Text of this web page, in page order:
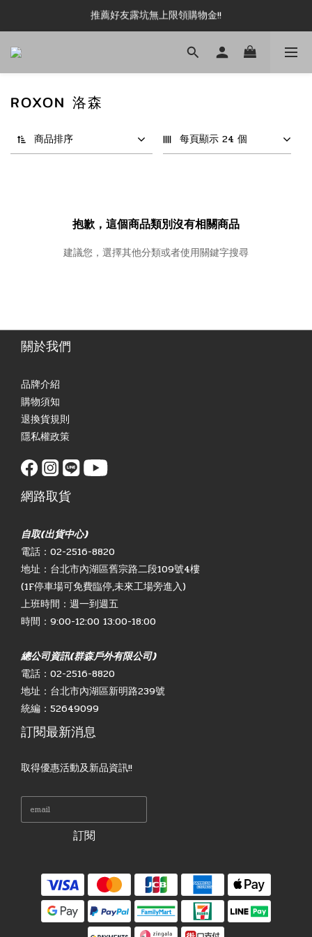
新加入會員即可現領 50元購物金!!
推薦好友露坑無上限領購物金!!
新加入會員即可現領 50元購物金!!
ROXON 洛森
商品排序 每頁顯示 24 個
抱歉，這個商品類別沒有相關商品
建議您，選擇其他分類或者使用關鍵字搜尋
關於我們
品牌介紹
購物須知
退換貨規則
隱私權政策
網路取貨
自取(出貨中心)
電話：02-2516-8820
地址：台北市內湖區舊宗路二段109號4樓
(1F停車場可免費臨停,未來工場旁進入)
上班時間：週一到週五
時間：9:00-12:00 13:00-18:00
總公司資訊(群森戶外有限公司)
電話：02-2516-8820
地址：台北市內湖區新明路239號
統編：52649099
訂閱最新消息
取得優惠活動及新品資訊!!
訂閱